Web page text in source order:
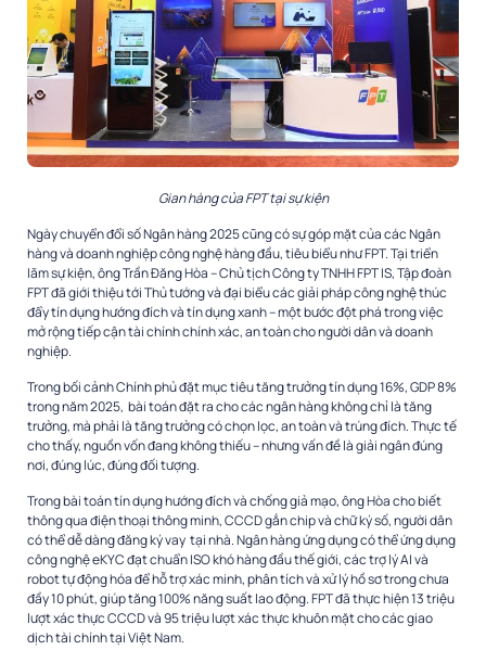
Gian hàng của FPT tại sự kiện
Ngày chuyển đổi số Ngân hàng 2025 cũng có sự góp mặt của các Ngân
hàng và doanh nghiệp công nghệ hàng đầu, tiêu biểu như FPT. Tại triển
lãm sự kiện, ông Trần Đăng Hòa – Chủ tịch Công ty TNHH FPT IS, Tập đoàn
FPT đã giới thiệu tới Thủ tướng và đại biểu các giải pháp công nghệ thúc
đẩy tín dụng hướng đích và tín dụng xanh – một bước đột phá trong việc
mở rộng tiếp cận tài chính chính xác, an toàn cho người dân và doanh
nghiệp.
Trong bối cảnh Chính phủ đặt mục tiêu tăng trưởng tín dụng 16%, GDP 8%
trong năm 2025, bài toán đặt ra cho các ngân hàng không chỉ là tăng
trưởng, mà phải là tăng trưởng có chọn lọc, an toàn và trúng đích. Thực tế
cho thấy, nguồn vốn đang không thiếu – nhưng vấn đề là giải ngân đúng
nơi, đúng lúc, đúng đối tượng.
Trong bài toán tín dụng hướng đích và chống giả mạo, ông Hòa cho biết
thông qua điện thoại thông minh, CCCD gắn chip và chữ ký số, người dân
có thể dễ dàng đăng ký vay tại nhà. Ngân hàng ứng dụng có thể ứng dụng
công nghệ eKYC đạt chuẩn ISO khó hàng đầu thế giới, các trợ lý AI và
robot tự động hóa để hỗ trợ xác minh, phân tích và xử lý hồ sơ trong chưa
đầy 10 phút, giúp tăng 100% năng suất lao động. FPT đã thực hiện 13 triệu
lượt xác thực CCCD và 95 triệu lượt xác thực khuôn mặt cho các giao
dịch tài chính tại Việt Nam.